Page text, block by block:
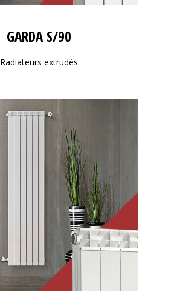
GARDA S/90
Radiateurs extrudés